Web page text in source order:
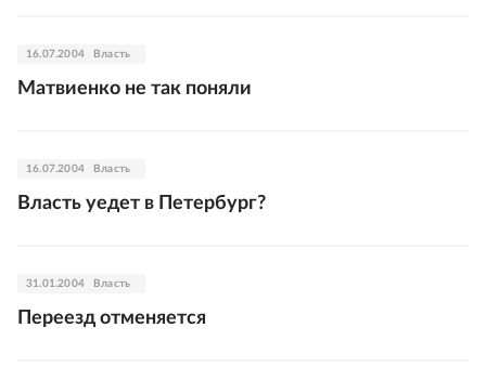
16.07.2004 Власть
Матвиенко не так поняли
16.07.2004 Власть
Власть уедет в Петербург?
31.01.2004 Власть
Переезд отменяется